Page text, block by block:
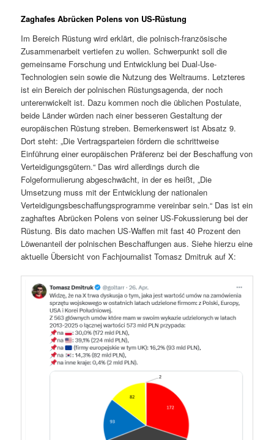
Zaghafes Abrücken Polens von US-Rüstung
Im Bereich Rüstung wird erklärt, die polnisch-französische
Zusammenarbeit vertiefen zu wollen. Schwerpunkt soll die
gemeinsame Forschung und Entwicklung bei Dual-Use-
Technologien sein sowie die Nutzung des Weltraums. Letzteres
ist ein Bereich der polnischen Rüstungsagenda, der noch
unterenwickelt ist. Dazu kommen noch die üblichen Postulate,
beide Länder würden nach einer besseren Gestaltung der
europäischen Rüstung streben. Bemerkenswert ist Absatz 9.
Dort steht: „Die Vertragsparteien fördern die schrittweise
Einführung einer europäischen Präferenz bei der Beschaffung von
Verteidigungsgütern.“ Das wird allerdings durch die
Folgeformulierung abgeschwächt, in der es heißt, „Die
Umsetzung muss mit der Entwicklung der nationalen
Verteidigungsbeschaffungsprogramme vereinbar sein.“ Das ist ein
zaghaftes Abrücken Polens von seiner US-Fokussierung bei der
Rüstung. Bis dato machen US-Waffen mit fast 40 Prozent den
Löwenanteil der polnischen Beschaffungen aus. Siehe hierzu eine
aktuelle Übersicht von Fachjournalist Tomasz Dmitruk auf X: